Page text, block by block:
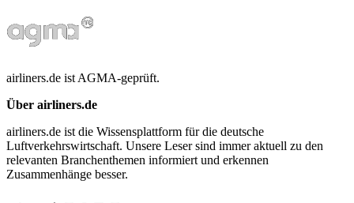
airliners.de ist AGMA-geprüft.
Über airliners.de
airliners.de ist die Wissensplattform für die deutsche
Luftverkehrswirtschaft. Unsere Leser sind immer aktuell zu den
relevanten Branchenthemen informiert und erkennen
Zusammenhänge besser.